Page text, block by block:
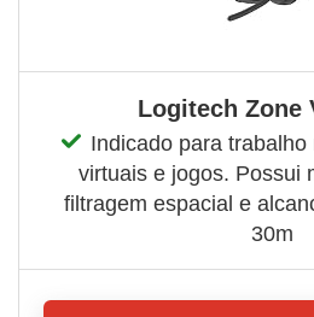
Logitech Zone
Indicado para
virtuais e jogos. Possui
filtragem espacial e
30m